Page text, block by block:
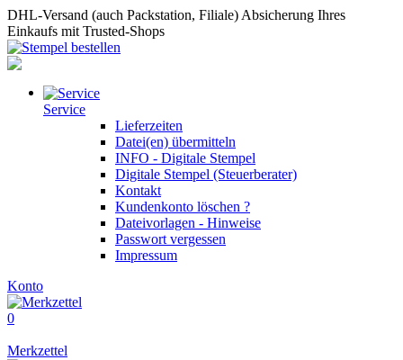
DHL-Versand (auch Packstation, Filiale) Absicherung Ihres
Einkaufs mit Trusted-Shops
Service
Lieferzeiten
Datei(en) übermitteln
INFO - Digitale Stempel
Digitale Stempel (Steuerberater)
Kontakt
Kundenkonto löschen ?
Dateivorlagen - Hinweise
Passwort vergessen
Impressum
Konto
0
Merkzettel